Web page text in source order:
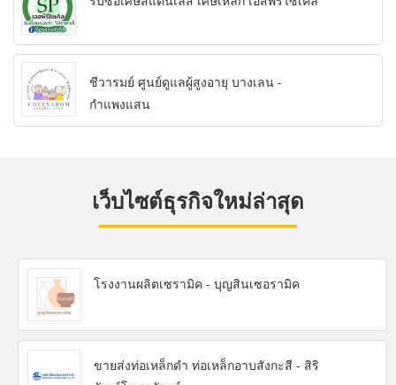
ชีวารมย์ ศูนย์ดูแลผู้สูงอายุ บางเลน -
กำแพงแสน
เว็บไซต์ธุรกิจใหม่ล่าสุด
โรงงานผลิตเซรามิค - บุญสินเซอรามิค
ขายส่งท่อเหล็กดำ ท่อเหล็กอาบสังกะสี - สิริ